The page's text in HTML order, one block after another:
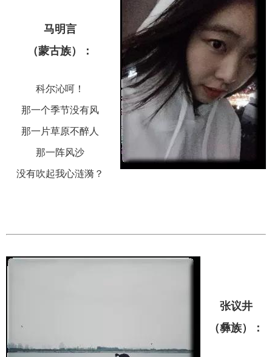
马明言
（蒙古族）：
科尔沁呵！
那一个季节没有风
那一片草原不醉人
那一阵风沙
没有吹起我心涟漪？
张议井
（彝族）：